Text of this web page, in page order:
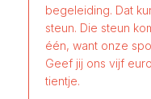
begeleiding. Dat
steun. Die steun
één, want onze
Geef jij ons vijf
tientje.